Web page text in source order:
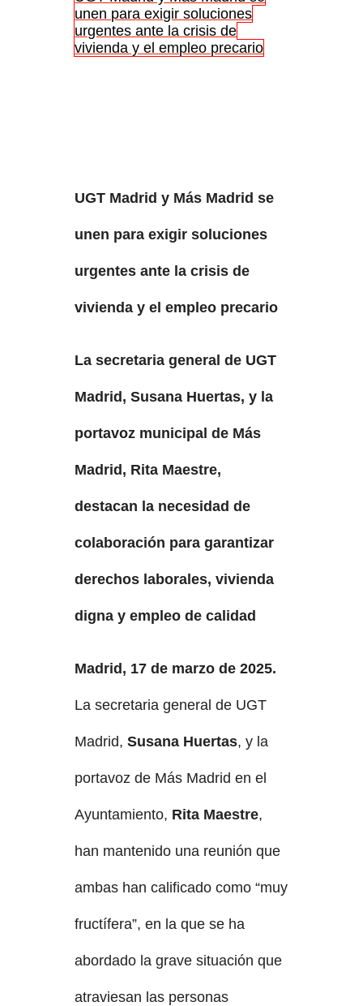
unen para exigir soluciones
urgentes ante la crisis de
vivienda y el empleo precario
UGT Madrid y Más Madrid se
unen para exigir soluciones
urgentes ante la crisis de
vivienda y el empleo precario
La secretaria general de UGT
Madrid, Susana Huertas, y la
portavoz municipal de Más
Madrid, Rita Maestre,
destacan la necesidad de
colaboración para garantizar
derechos laborales, vivienda
digna y empleo de calidad
Madrid, 17 de marzo de 2025.
La secretaria general de UGT
Madrid,Susana Huertas, y la
portavoz de Más Madrid en el
Ayuntamiento, Rita Maestre,
han mantenido una reunión que
ambas han calificado como “muy
fructífera”, en la que se ha
abordado la grave situación que
atraviesan las personas